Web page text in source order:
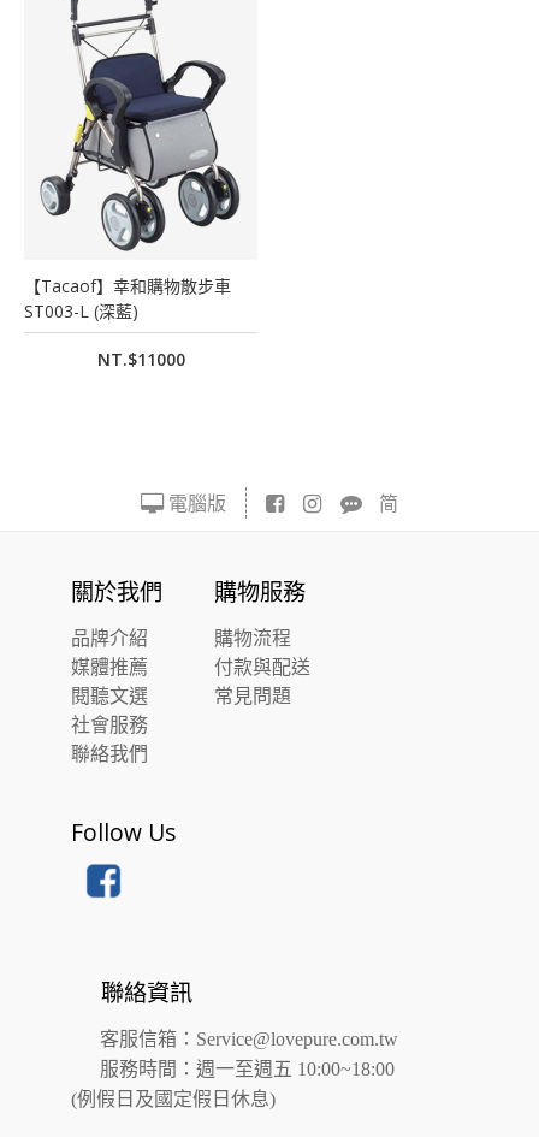
【Tacaof】幸和購物散步車
ST003-L (深藍)
NT.$11000
電腦版 简
關於我們
品牌介紹
媒體推薦
閱聽文選
社會服務
聯絡我們
購物服務
購物流程
付款與配送
常見問題
Follow Us
聯絡資訊
客服信箱： Service@lovepure.com.tw
服務時間：週一至週五 10:00~18:00
(例假日及國定假日休息)